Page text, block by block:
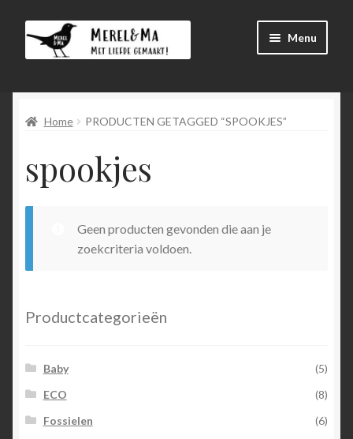
door
navigatie
direct
de
Menu
Afrekenen
Mijn account
Winkelmand
Home PRODUCTEN GETAGGED “SPOOKJES”
spookjes
Geen producten gevonden die aan je
zoekcriteria voldoen.
Productcategorieën
Baby
(5)
ECO
(8)
Fossielen
(6)